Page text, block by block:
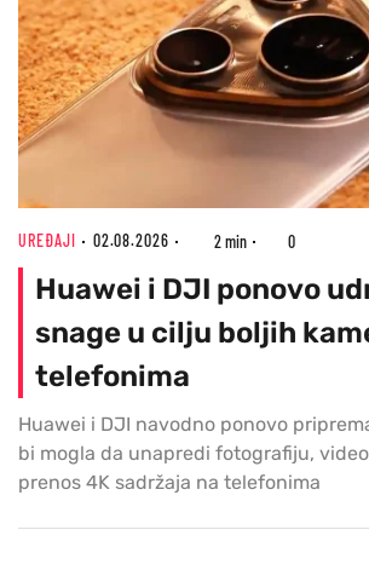
UREĐAJI 02.08.2026 2 min 0
Huawei i DJI ponovo
snage u cilju boljih
telefonima
Huawei i DJI navodno ponovo
bi mogla da unapredi fotografiju,
prenos 4K sadržaja na telefonima